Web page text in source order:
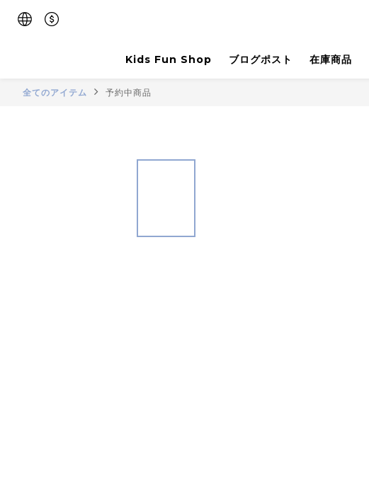
Kids Fun Shop ブログポスト 在庫商品
全てのアイテム 予約中商品